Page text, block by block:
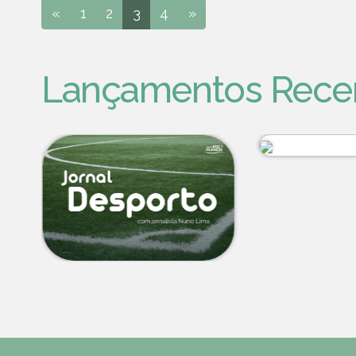
« 1 2 3 4 »
Lançamentos